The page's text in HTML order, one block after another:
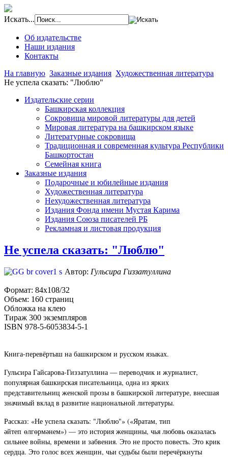
Искать...
Об издательстве
Наши издания
Контакты
На главную Заказные издания Художественная литература
Не успела сказать: "Люблю"
Издательские серии
Башкирская коллекция
Сокровища мировой литературы для детей
Мировая литература на башкирском языке
Литературные сокровища
Традиционная и современная культура Республики
Башкортостан
Семейная книга
Заказные издания
Подарочные и юбилейные издания
Художественная литература
Нехудожественная литература
Издания Фонда имени Мустая Карима
Издания Союза писателей РБ
Рекламная и листовая продукция
Не успела сказать: "Люблю"
Автор: Гульсира Гиззатуллина
Формат: 84х108/32
Объем: 160 страниц
Обложка на клею
Тираж 300 экземпляров
ISBN 978-5-6053834-5-1
Книга-перевёртыш на башкирском и русском языках.
Гульсира Гайсарова-Гиззатуллина — переводчик и журналист,
популярная башкирская писательница, одна из ярких
представительниц женской прозы в башкирской литературе, внесшая
значимый вклад в развитие национальной литературы.
Рассказ: «Не успела сказать: "Люблю"» («Яратам, тип
əйтеп ɵлгɵрмəнем») — это история женщины, чья любовь оказалась
сильнее войны, времени и забвения. Это не просто повесть. Это крик
сердца. Это голос всех женщин, чьи судьбы были перечёркнуты